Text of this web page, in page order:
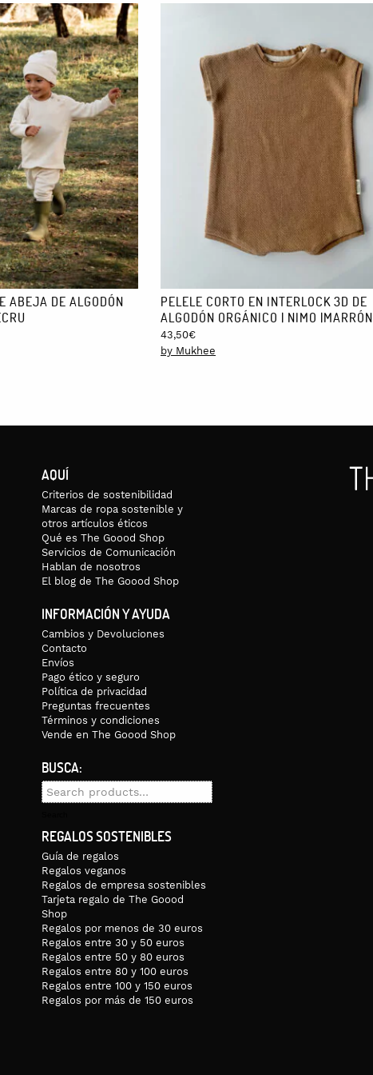
ABEJA DE ALGODÓN
PELELE CORTO EN INTERLOCK 3D DE
ALGODÓN ORGÁNICO | NIMO |MARRÓN
43,50€
by Mukhee
AQUÍ
Criterios de sostenibilidad
Marcas de ropa sostenible y
otros artículos éticos
Qué es The Goood Shop
Servicios de Comunicación
Hablan de nosotros
El blog de The Goood Shop
INFORMACIÓN Y AYUDA
Cambios y Devoluciones
Contacto
Envíos
Pago ético y seguro
Política de privacidad
Preguntas frecuentes
Términos y condiciones
Vende en The Goood Shop
BUSCA:
Search
REGALOS SOSTENIBLES
Guía de regalos
Regalos veganos
Regalos de empresa sostenibles
Tarjeta regalo de The Goood
Shop
Regalos por menos de 30 euros
Regalos entre 30 y 50 euros
Regalos entre 50 y 80 euros
Regalos entre 80 y 100 euros
Regalos entre 100 y 150 euros
Regalos por más de 150 euros